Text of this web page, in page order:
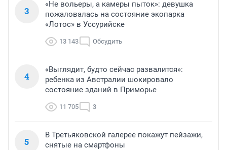
3
«Не вольеры, а камеры пыток»: девушка
пожаловалась на состояние экопарка
«Лотос» в Уссурийске
13 143 Обсудить
4
«Выглядит, будто сейчас развалится»:
ребенка из Австралии шокировало
состояние зданий в Приморье
11 705 3
5
В Третьяковской галерее покажут пейзажи,
снятые на смартфоны